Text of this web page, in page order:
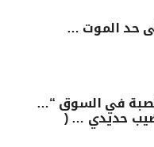
حد الموت …
في السوق “…
حديدي … (